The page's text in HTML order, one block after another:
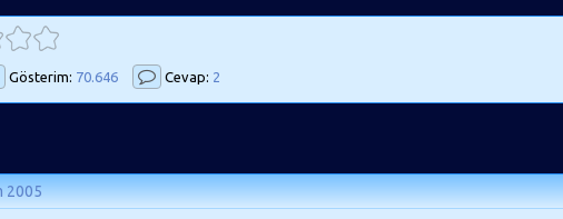
Gösterim: 70.646 Cevap: 2
2005